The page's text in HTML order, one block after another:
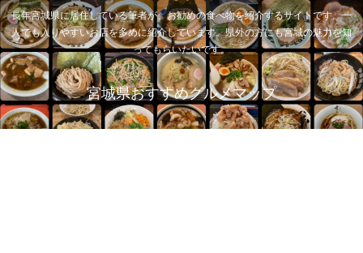
長年宮城県に居住している筆者が、お勧めの食べ物を紹介するサイトです。一
人でも入りやすいお店を多めに紹介しています。県外の方にも宮城の魅力を知
ってもらいたいです。
宮城県おすすめグルメマップ